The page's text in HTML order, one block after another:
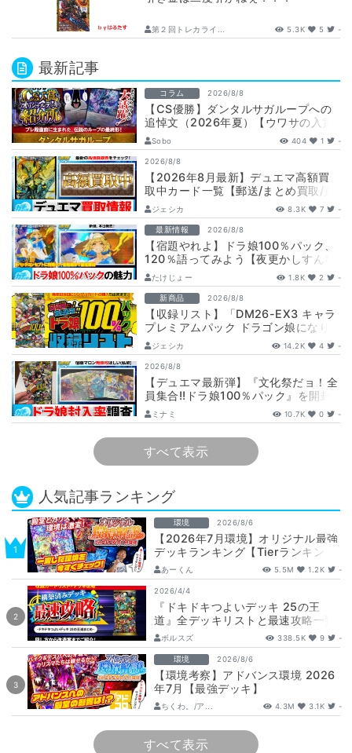
第２回トレカライ... 5.3K 5 -
最新記事
コラム 2026/8/8
【CS優勝】ダンタルサガループへの
追悼文（2026年夏）【ウワサの入賞
オリジナルデッキ紹介所 – …
Sobo 404 1 -
2026/8/8
【2026年8月最新】デュエマ高額買
取中カード一覧【郵送/まとめ買取/買
取表/相場/金トレジャー】
ジェシカ 8.3K 7 -
最新情報 2026/8/8
【宿題やれよ】ドラ娘100％パック、
120％語ってみよう【夜更かしすんな
よ】
たけじょー 1.8K 2 -
新商品 2026/8/8
【収録リスト】「DM26-EX3 キャラ
プレミアムパック ドラゴン娘になり
たくないっ！ 文化祭だョ！全員集
合!…
ジェシカ 14.2K 4 -
2026/8/8
【デュエマ最新弾】『文化祭だョ！全
員集合!!ドラ娘100％パック』を開封
して封入率調査！【25周年/ドラゴン
娘…
ミナミ 10.7K 0 -
すべて表示
人気記事ランキング
環境 2026/8/6
【2026年7月環境】オリジナル最強
デッキランキング【Tierランキン
グ】
あーくん 5.5M 1.2K -
2026/4/4
『ドキドキつよいデッキ 25の王
道』全デッキリストと最速攻略一覧
【DM26-SD1】
ボルスズ 338.5K 9 -
環境 2026/8/6
【環境考察】アドバンス環境 2026
年7月【最強デッキ】
ちくわ。/ア... 4.3M 3.1K -
すべて表示